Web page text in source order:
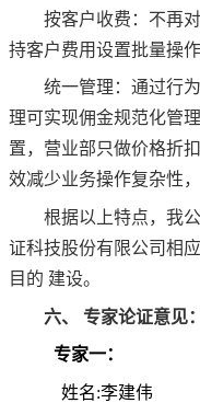
按客户收费：不再
持客户费用设置批量操作
统一管理：通过行
理可实现佣金规范化管
置，营业部只做价格折
效减少业务操作复杂性
根据以上特点，我
证科技股份有限公司相
目的 建设。
六、 专家论证意见：
专家一：
姓名:李建伟